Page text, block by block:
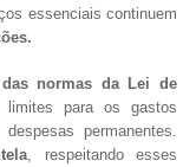
essenciais continuem
normas da Lei de
limites para os gastos
permanentes.
, respeitando esses